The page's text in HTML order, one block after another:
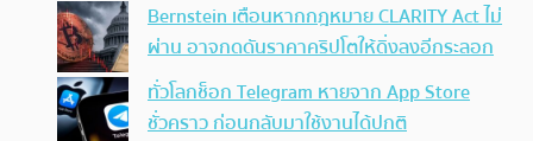
Bernstein เตือนหากกฎหมาย CLARITY Act ไม่
ผ่าน อาจกดดันราคาคริปโตให้ดิ่งลงอีกระลอก
ทั่วโลกช็อก Telegram หายจาก App Store
ชั่วคราว ก่อนกลับมาใช้งานได้ปกติ